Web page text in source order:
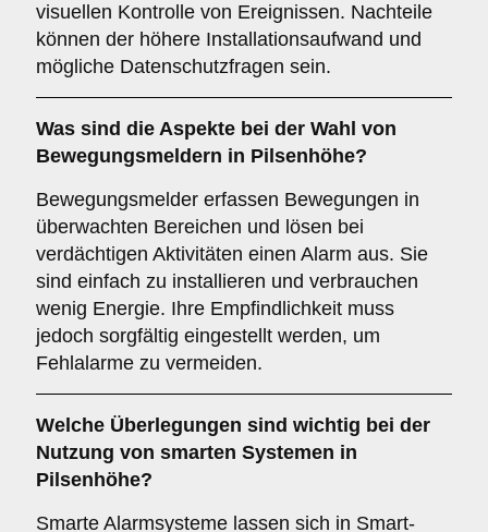
visuellen Kontrolle von Ereignissen. Nachteile
können der höhere Installationsaufwand und
mögliche Datenschutzfragen sein.
Was sind die Aspekte bei der Wahl von
Bewegungsmeldern in Pilsenhöhe?
Bewegungsmelder erfassen Bewegungen in
überwachten Bereichen und lösen bei
verdächtigen Aktivitäten einen Alarm aus. Sie
sind einfach zu installieren und verbrauchen
wenig Energie. Ihre Empfindlichkeit muss
jedoch sorgfältig eingestellt werden, um
Fehlalarme zu vermeiden.
Welche Überlegungen sind wichtig bei der
Nutzung von smarten Systemen in
Pilsenhöhe?
Smarte Alarmsysteme lassen sich in Smart-